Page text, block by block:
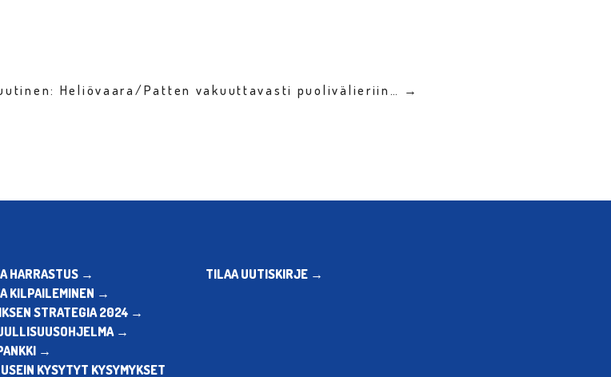
Heliövaara/Patten vakuuttavasti puolivälieriin… →
HARRASTUS →
KILPAILEMINEN →
STRATEGIA 2024 →
→
→
KYSYTYT KYSYMYKSET
TILAA UUTISKIRJE →